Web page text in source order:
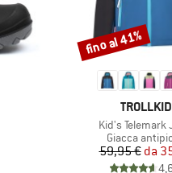
MARCHIO
Articolo
Kid's Telemark
Gruppo di
Giacca
59,95 € da
Sconto
fino al 41%